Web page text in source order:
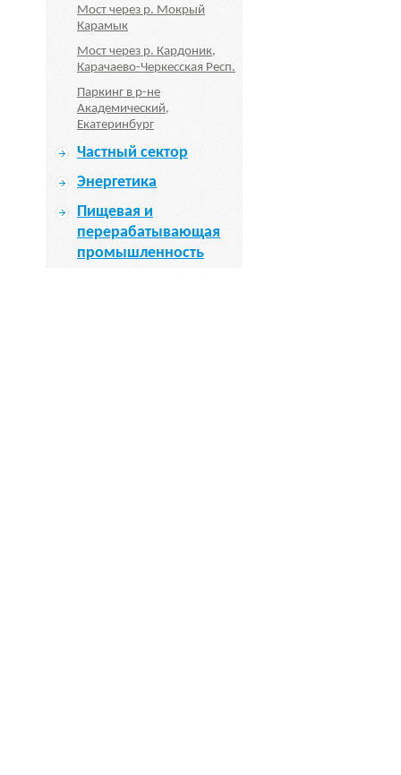
Мост через р. Мокрый
Карамык
Мост через р. Кардоник,
Карачаево-Черкесская Респ.
Паркинг в р-не
Академический,
Екатеринбург
Частный сектор
Энергетика
Пищевая и
перерабатывающая
промышленность